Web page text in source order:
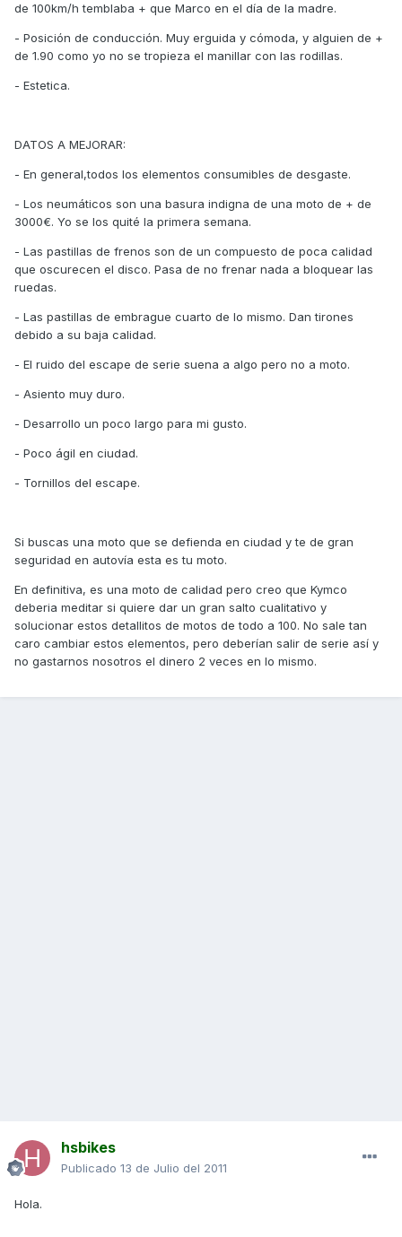
de 100km/h temblaba + que Marco en el día de la madre.
- Posición de conducción. Muy erguida y cómoda, y alguien de +
de 1.90 como yo no se tropieza el manillar con las rodillas.
- Estetica.
DATOS A MEJORAR:
- En general,todos los elementos consumibles de desgaste.
- Los neumáticos son una basura indigna de una moto de + de
3000€. Yo se los quité la primera semana.
- Las pastillas de frenos son de un compuesto de poca calidad
que oscurecen el disco. Pasa de no frenar nada a bloquear las
ruedas.
- Las pastillas de embrague cuarto de lo mismo. Dan tirones
debido a su baja calidad.
- El ruido del escape de serie suena a algo pero no a moto.
- Asiento muy duro.
- Desarrollo un poco largo para mi gusto.
- Poco ágil en ciudad.
- Tornillos del escape.
Si buscas una moto que se defienda en ciudad y te de gran
seguridad en autovía esta es tu moto.
En definitiva, es una moto de calidad pero creo que Kymco
deberia meditar si quiere dar un gran salto cualitativo y
solucionar estos detallitos de motos de todo a 100. No sale tan
caro cambiar estos elementos, pero deberían salir de serie así y
no gastarnos nosotros el dinero 2 veces en lo mismo.
hsbikes
Publicado 13 de Julio del 2011
Hola.